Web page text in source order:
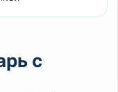
с